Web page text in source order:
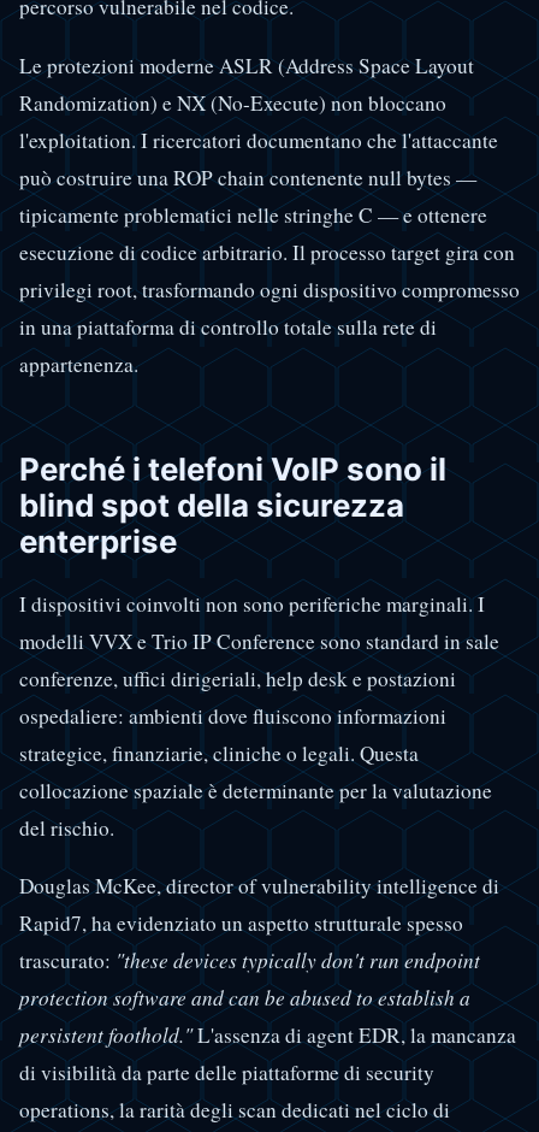
percorso vulnerabile nel codice.
Le protezioni moderne ASLR (Address Space Layout
Randomization) e NX (No-Execute) non bloccano
l'exploitation. I ricercatori documentano che l'attaccante
può costruire una ROP chain contenente null bytes —
tipicamente problematici nelle stringhe C — e ottenere
esecuzione di codice arbitrario. Il processo target gira con
privilegi root, trasformando ogni dispositivo compromesso
in una piattaforma di controllo totale sulla rete di
appartenenza.
Perché i telefoni VoIP sono il
blind spot della sicurezza
enterprise
I dispositivi coinvolti non sono periferiche marginali. I
modelli VVX e Trio IP Conference sono standard in sale
conferenze, uffici dirigeriali, help desk e postazioni
ospedaliere: ambienti dove fluiscono informazioni
strategice, finanziarie, cliniche o legali. Questa
collocazione spaziale è determinante per la valutazione
del rischio.
Douglas McKee, director of vulnerability intelligence di
Rapid7, ha evidenziato un aspetto strutturale spesso
trascurato: "these devices typically don't run endpoint
protection software and can be abused to establish a
persistent foothold."L'assenza di agent EDR, la mancanza
di visibilità da parte delle piattaforme di security
operations, la rarità degli scan dedicati nel ciclo di